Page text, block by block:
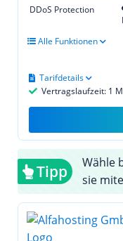
DDoS Protection
Alle Funktionen
Vertragslaufzeit: 1
Tarifdetails
Tipp
Wähle
sie